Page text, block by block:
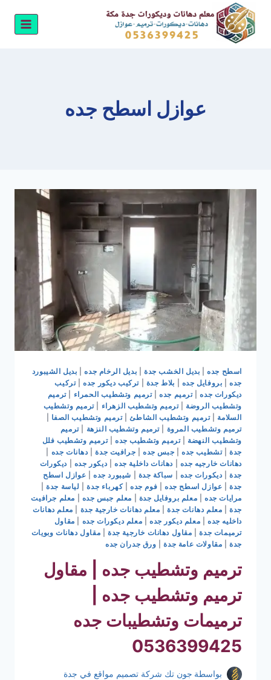
التجاوز
المحتوى
عوازل اسطح جده
اسطح جده| بديل الخشب جدة| بديل الرخام جده| بديل الشيبورد
جده| بروفايل جده بلاط جدة تركيب ديكور جده|تركيب
ديكورات جده|ترميم جده|ترميم وتشطيب الحمراء |ترميم
وتشطيب الروضة |ترميم وتشطيب الزهراء |ترميم وتشطيب
السلامة |ترميم وتشطيب الشاطئ|ترميم وتشطيب الصفا
ترميم وتشطيب المروة |ترميم وتشطيب النزهة |ترميم
وتشطيب النهضة |ترميم وتشطيب جده |ترميم وتشطيب فلل
جدة|تشطيب جده| جبس جده| جرافيت جدة| دهانات جده
دهانات خارجيه جده
دهانات داخلية جده ديكور جده
ديكورات
جدة| ديكورات جده سباكة جدة شيبورد جده
عوازل اسطح
جدة| عوازل اسطح جده| فوم جده|كهرباء جدة| لياسة جدة|
مرايات جده| معلم بروفايل جدة معلم جبس جده
معلم جرافيت
جدة| معلم دهانات جدة| معلم دهانات خارجية جدة
معلم دهانات
داخليه جده| معلم ديكور جده معلم ديكورات جده
مقاول
ترميمات جدة| مقاول دهانات خارجية جدة
مقاول دهانات وبويات
جدة| مقاولات عامة جدة| ورق جدران جده
ترميم وتشطيب جده | مقاول
ترميم وتشطيب جده |
ترميمات وتشطيبات جده
0536399425
بواسطة جون تك شركة تصميم مواقع في جدة